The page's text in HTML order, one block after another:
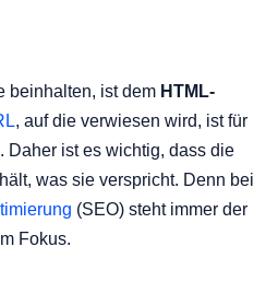
beinhalten, ist dem HTML-
, auf die verwiesen wird, ist für
. Daher ist es wichtig, dass die
was sie verspricht. Denn bei
(SEO) steht immer der
Fokus.